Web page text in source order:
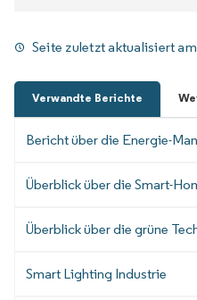
Seite zuletzt aktualisiert
Verwandte Berichte
Bericht über die Energie-
Überblick über die Smart-
Überblick über die grüne
Smart Lighting Industrie